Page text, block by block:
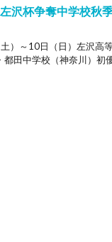
左沢杯争奪中学校秋
）～10日（日）左沢
田中学校（神奈川）